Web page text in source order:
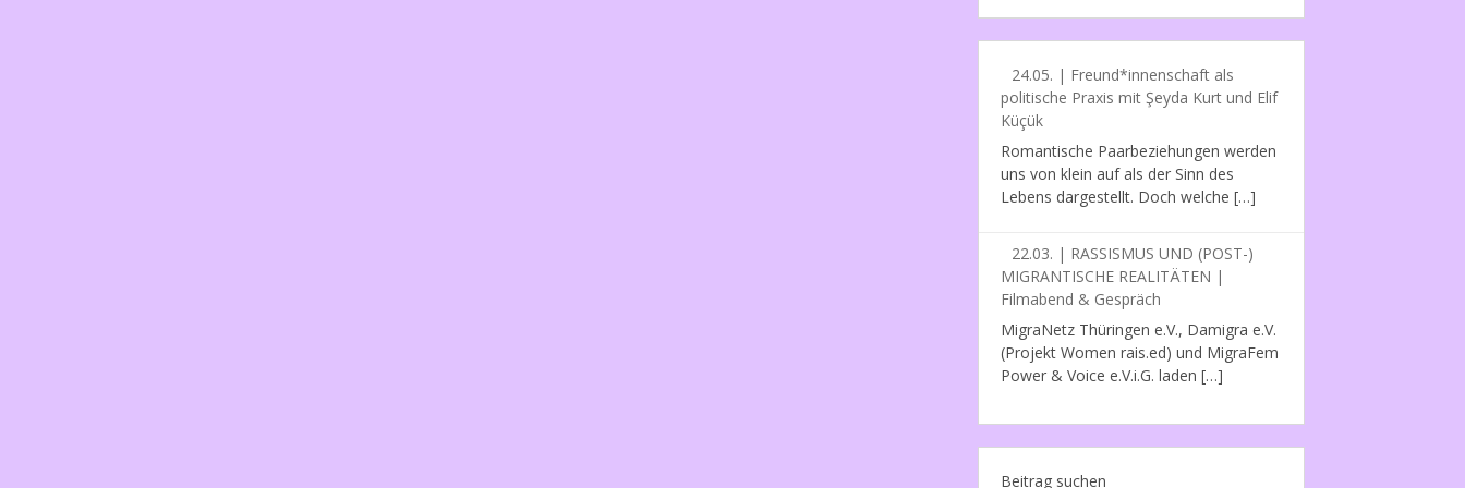
24.05. | Freund*innenschaft als
politische Praxis mit Şeyda Kurt und Elif
Küçük
Romantische Paarbeziehungen werden
uns von klein auf als der Sinn des
Lebens dargestellt. Doch welche […]
22.03. | RASSISMUS UND (POST-)
MIGRANTISCHE REALITÄTEN |
Filmabend & Gespräch
MigraNetz Thüringen e.V., Damigra e.V.
(Projekt Women rais.ed) und MigraFem
Power & Voice e.V.i.G. laden […]
Beitrag suchen